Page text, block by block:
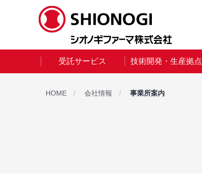
受託サービス 技術開発・生産拠点
HOME 会社情報 事業所案内